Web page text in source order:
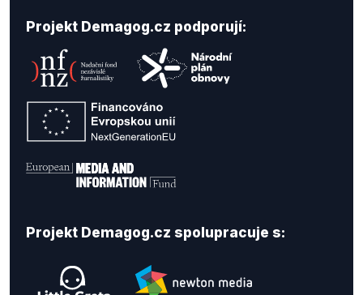
Projekt Demagog.cz podporují:
Projekt Demagog.cz spolupracuje s: